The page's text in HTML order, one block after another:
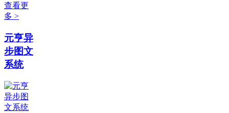
查看更
多 >
元亨异
步图文
系统